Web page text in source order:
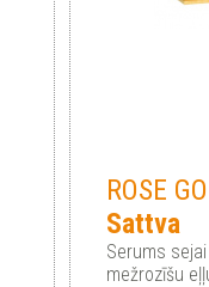
ROSE
Sattva
Serums
mežrozīšu